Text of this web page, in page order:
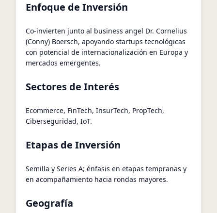
Enfoque de Inversión
Co-invierten junto al business angel Dr. Cornelius
(Conny) Boersch, apoyando startups tecnológicas
con potencial de internacionalización en Europa y
mercados emergentes.
Sectores de Interés
Ecommerce, FinTech, InsurTech, PropTech,
Ciberseguridad, IoT.
Etapas de Inversión
Semilla y Series A; énfasis en etapas tempranas y
en acompañamiento hacia rondas mayores.
Geografía